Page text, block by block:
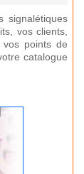
signalétiques
vos clients,
points de
catalogue